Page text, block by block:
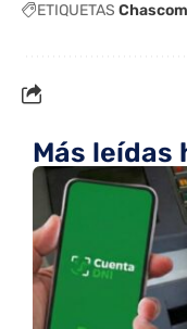
ETIQUETAS
Más leídas